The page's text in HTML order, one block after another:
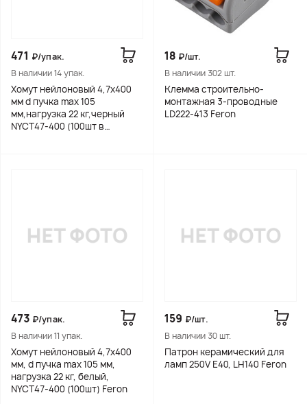
471 ₽/упак.
В наличии 14 упак.
Хомут нейлоновый 4,7x400
мм d пучка max 105
мм,нагрузка 22 кг,черный
NYCT47-400 (100шт в
18 ₽/шт.
В наличии 302 шт.
Клемма строительно-
монтажная 3-проводные
LD222-413 Feron
473 ₽/упак.
В наличии 11 упак.
Хомут нейлоновый 4,7x400
мм, d пучка max 105 мм,
нагрузка 22 кг, белый,
NYCT47-400 (100шт) Feron
159 ₽/шт.
В наличии 30 шт.
Патрон керамический для
ламп 250V E40, LH140 Feron